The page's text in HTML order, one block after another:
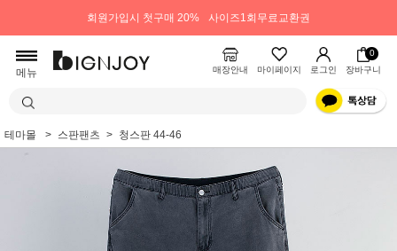
회원가입시 첫구매 20% 사이즈1회무료교환권
메뉴 매장안내 마이페이지 로그인
0
장바구니
테마몰 스판팬츠 청스판 44-46